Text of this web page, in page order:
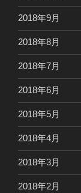
2018年9月
2018年8月
2018年7月
2018年6月
2018年5月
2018年4月
2018年3月
2018年2月